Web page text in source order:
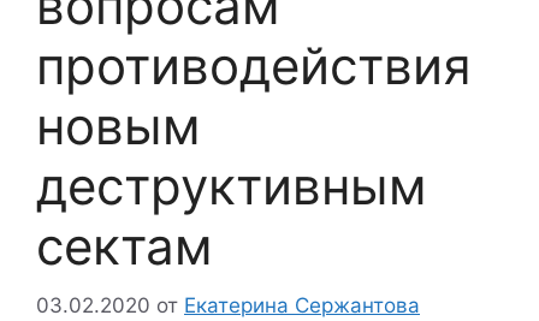
противодействия
новым
деструктивным
сектам
03.02.2020 от Екатерина Сержантова